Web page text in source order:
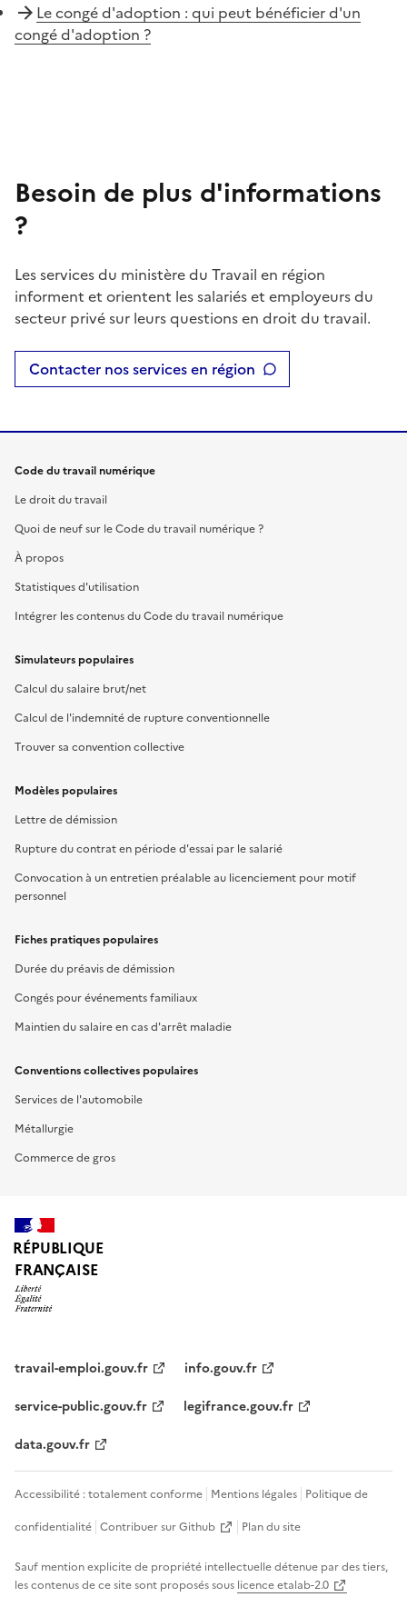
Le congé d'adoption : qui peut bénéficier d'un
congé d'adoption ?
Besoin de plus d'informations
?
Les services du ministère du Travail en région
informent et orientent les salariés et employeurs du
secteur privé sur leurs questions en droit du travail.
Contacter nos services en région
Code du travail numérique
Le droit du travail
Quoi de neuf sur le Code du travail numérique ?
À propos
Statistiques d'utilisation
Intégrer les contenus du Code du travail numérique
Simulateurs populaires
Calcul du salaire brut/net
Calcul de l'indemnité de rupture conventionnelle
Trouver sa convention collective
Modèles populaires
Lettre de démission
Rupture du contrat en période d'essai par le salarié
Convocation à un entretien préalable au licenciement pour motif
personnel
Fiches pratiques populaires
Durée du préavis de démission
Congés pour événements familiaux
Maintien du salaire en cas d'arrêt maladie
Conventions collectives populaires
Services de l'automobile
Métallurgie
Commerce de gros
RÉPUBLIQUE
FRANÇAISE
travail-emploi.gouv.fr
info.gouv.fr
service-public.gouv.fr
legifrance.gouv.fr
data.gouv.fr
Accessibilité : totalement conforme Mentions légales Politique de
confidentialité Contribuer sur Github Plan du site
Sauf mention explicite de propriété intellectuelle détenue par des tiers,
les contenus de ce site sont proposés sous licence etalab-2.0